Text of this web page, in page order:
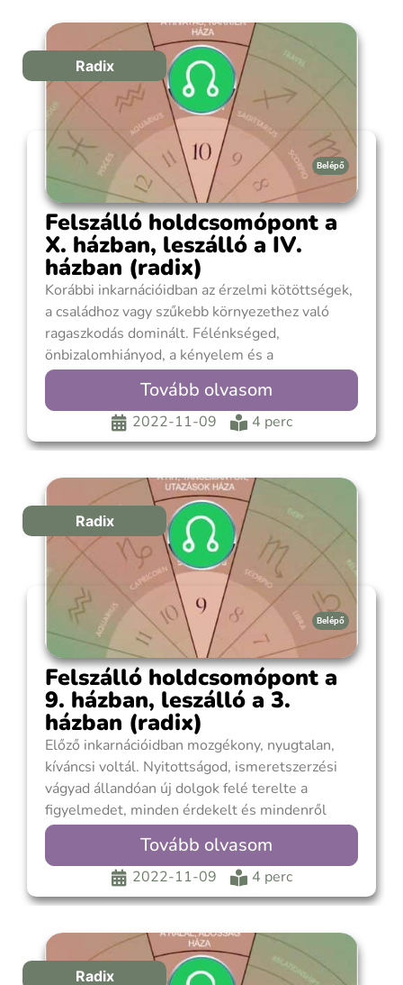
felnézzenek rád. Fontos volt számodra a jólét, a
kényelem, az élet örömeinek
Radix
Belépő
Felszálló holdcsomópont a
X. házban, leszálló a IV.
házban (radix)
Korábbi inkarnációidban az érzelmi kötöttségek,
a családhoz vagy szűkebb környezethez való
ragaszkodás dominált. Félénkséged,
önbizalomhiányod, a kényelem és a
gondoskodás iránti igényed visszahúzódóvá és
cselekvőképtelenné tett. Az egyéni fejlődés, az
önálló tevékenység, a felelősségteljes
hivatástudat nem tudott előtérbe kerülni. Sok
eleget tegyél. Állandóan akadályoztatva érzed
Tovább olvasom
2022-11-09 4 perc
Radix
Belépő
Felszálló holdcsomópont a
9. házban, leszálló a 3.
házban (radix)
Előző inkarnációidban mozgékony, nyugtalan,
kíváncsi voltál. Nyitottságod, ismeretszerzési
vágyad állandóan új dolgok felé terelte a
figyelmedet, minden érdekelt és mindenről
tudni szerettél volna. Széles ismeretségi köröd,
jó kapcsolatteremtő képességed és kiváló
kommunikációs adottságaid alkalmat adtak a
folyamatos információcserére. Most igyekszel
Egyrészt szeretnél egyedül lenni, de
Tovább olvasom
2022-11-09 4 perc
Radix